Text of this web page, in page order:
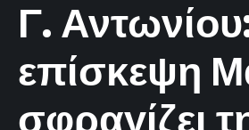
Γ.
επίσκεψη
σφραγίζει